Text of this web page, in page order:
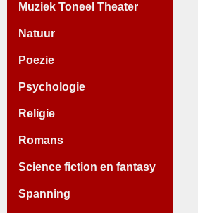
Muziek Toneel Theater
Natuur
Poezie
Psychologie
Religie
Romans
Science fiction en fantasy
Spanning